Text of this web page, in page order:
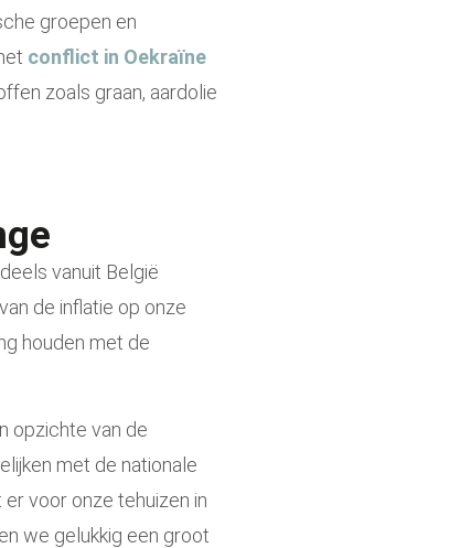
groepen en
conflict in Oekraïne
zoals graan, aardolie
vanuit België
de inflatie op onze
houden met de
opzichte van de
met de nationale
er voor onze tehuizen in
we gelukkig een groot